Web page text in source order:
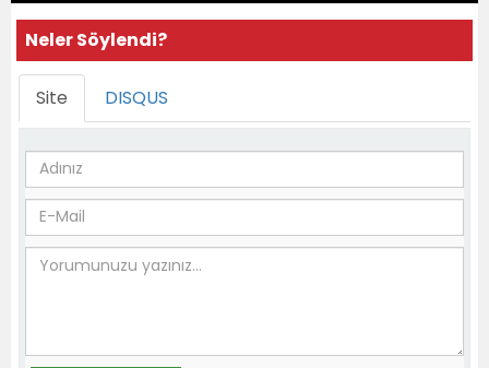
Neler Söylendi?
Site DISQUS